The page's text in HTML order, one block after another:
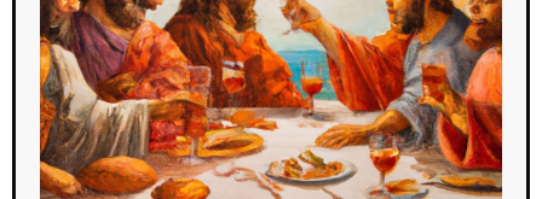
Conferencia: Arte sacro
7 de mayo / 11:00 hrs.
En esta conferencia los alumnos aprenderán acerca del desarrollo del
arte sacro en México, como una expresión artística de gran
importancia.